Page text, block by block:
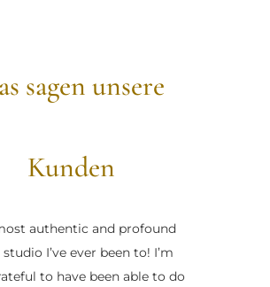
sagen unsere
Kunden
authentic and profound
I’ve ever been to! I’m
to have been able to do